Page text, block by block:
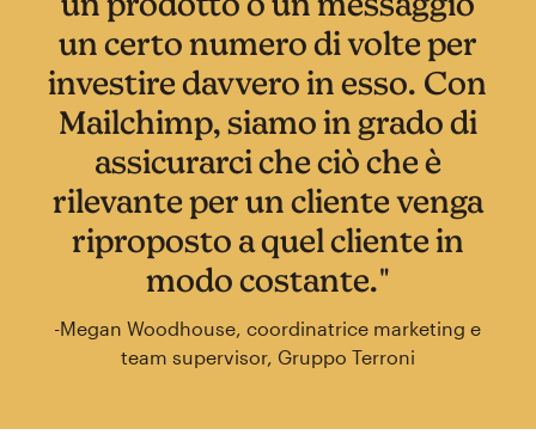
un certo numero di volte per
investire davvero in esso. Con
Mailchimp, siamo in grado di
assicurarci che ciò che è
rilevante per un cliente venga
riproposto a quel cliente in
modo costante."
-Megan Woodhouse, coordinatrice marketing e
team supervisor, Gruppo Terroni